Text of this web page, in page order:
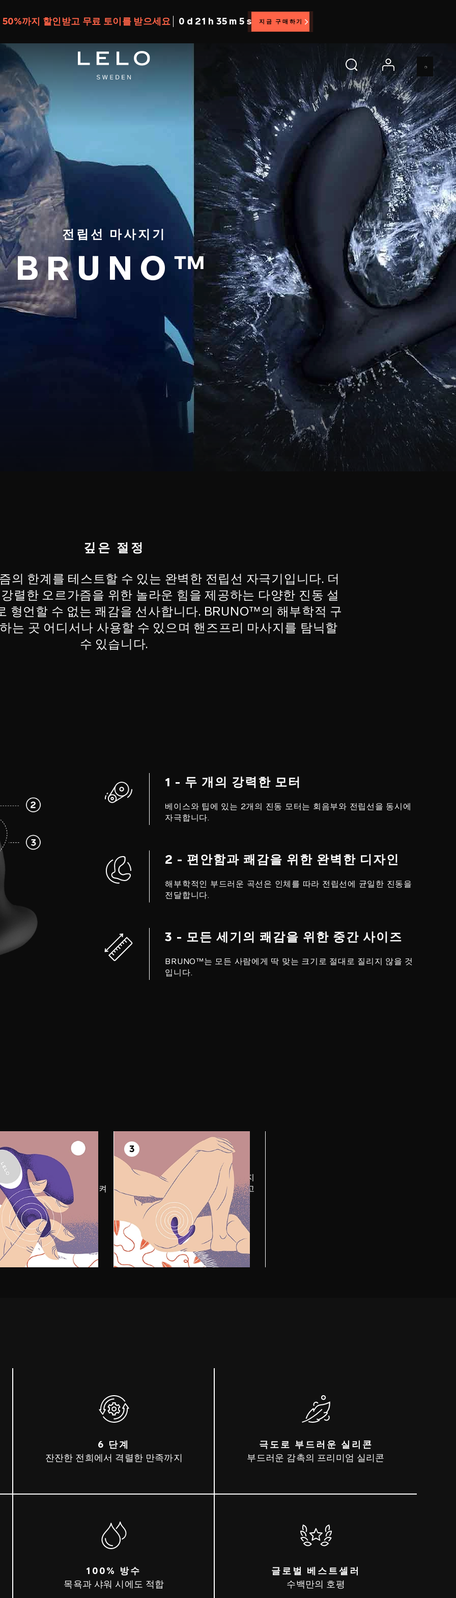
까지 할인받고 무료 토이를 받으세요 0 d 21 h 35 m 4 s 지금 구매하기
account
전립선 마사지기
BRUNO™
깊은 절정
의 한계를 테스트할 수 있는 완벽한 전립선 자극기입니다. 더
렬한 오르가즘을 위한 놀라운 힘을 제공하는 다양한 진동 설
형언할 수 없는 쾌감을 선사합니다. BRUNO™의 해부학적 구
는 곳 어디서나 사용할 수 있으며 핸즈프리 마사지를 탐닉할
수 있습니다.
1 - 두 개의 강력한 모터
베이스와 팁에 있는 2개의 진동 모터는 회음부와 전립선을 동시에
자극합니다.
2 - 편안함과 쾌감을 위한 완벽한 디자인
해부학적인 부드러운 곡선은 인체를 따라 전립선에 균일한 진동을
전달합니다.
3 - 모든 세기의 쾌감을 위한 중간 사이즈
BRUNO™는 모든 사람에게 딱 맞는 크기로 절대로 질리지 않을 것
입니다.
기
하며 편안해질 때까지
를 삽입하세요. 전원을 켜
3
더 깊이 빠져들기
완벽하게 맞는 느낌을 찾을 때까지
다양한 설정을 전환하면서 더 길고
더 강렬한 절정을 즐기세요.
6 단계
잔잔한 전희에서 격렬한 만족까지
극도로 부드러운 실리콘
부드러운 감촉의 프리미엄 실리콘
100% 방수
목욕과 샤워 시에도 적합
글로벌 베스트셀러
수백만의 호평